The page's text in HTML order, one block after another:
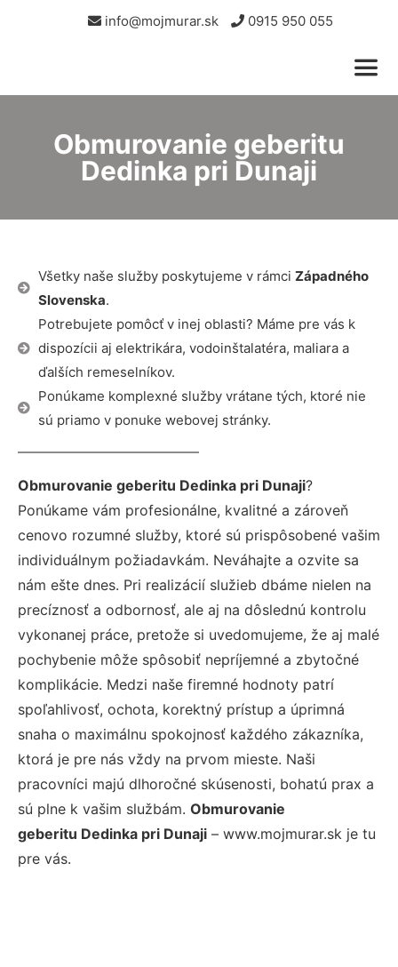
info@mojmurar.sk 0915 950 055
Obmurovanie geberitu
Dedinka pri Dunaji
Všetky naše služby poskytujeme v rámci Západného
Slovenska.
Potrebujete pomôcť v inej oblasti? Máme pre vás k
dispozícii aj elektrikára, vodoinštalatéra, maliara a
ďalších remeselníkov.
Ponúkame komplexné služby vrátane tých, ktoré nie
sú priamo v ponuke webovej stránky.
Obmurovanie geberitu Dedinka pri Dunaji?
Ponúkame vám profesionálne, kvalitné a zároveň
cenovo rozumné služby, ktoré sú prispôsobené vašim
individuálnym požiadavkám. Neváhajte a ozvite sa
nám ešte dnes. Pri realizácií služieb dbáme nielen na
precíznosť a odbornosť, ale aj na dôslednú kontrolu
vykonanej práce, pretože si uvedomujeme, že aj malé
pochybenie môže spôsobiť nepríjemné a zbytočné
komplikácie. Medzi naše firemné hodnoty patrí
spoľahlivosť, ochota, korektný prístup a úprimná
snaha o maximálnu spokojnosť každého zákazníka,
ktorá je pre nás vždy na prvom mieste. Naši
pracovníci majú dlhoročné skúsenosti, bohatú prax a
sú plne k vašim službám. Obmurovanie
geberitu Dedinka pri Dunaji – www.mojmurar.sk je tu
pre vás.